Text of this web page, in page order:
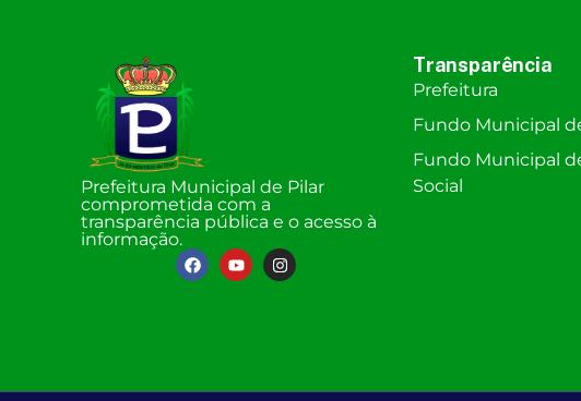
Prefeitura Municipal de Pilar
comprometida com a
transparência pública e o acesso à
informação.
Transparência
Prefeitura
Fundo Municipal
Fundo Municipal
Social